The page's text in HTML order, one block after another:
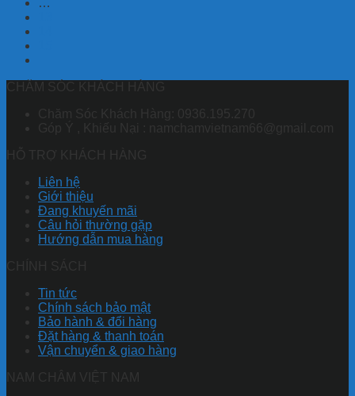
CHĂM SÓC KHÁCH HÀNG
Chăm Sóc Khách Hàng: 0936.195.270
Góp Ý , Khiếu Nại : namchamvietnam66@gmail.com
HỖ TRỢ KHÁCH HÀNG
Liên hệ
Giới thiệu
Đang khuyến mãi
Câu hỏi thường gặp
Hướng dẫn mua hàng
CHÍNH SÁCH
Tin tức
Chính sách bảo mật
Bảo hành & đổi hàng
Đặt hàng & thanh toán
Vận chuyển & giao hàng
NAM CHÂM VIỆT NAM